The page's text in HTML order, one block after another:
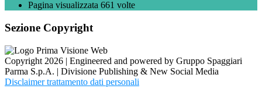
Pagina visualizzata 661 volte
Sezione Copyright
Copyright 2026 | Engineered and powered by Gruppo Spaggiari
Parma S.p.A. | Divisione Publishing & New Social Media
Disclaimer trattamento dati personali